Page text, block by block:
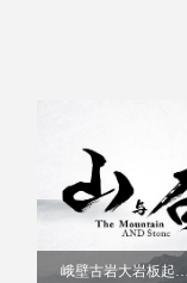
峨壁古岩大岩板起源